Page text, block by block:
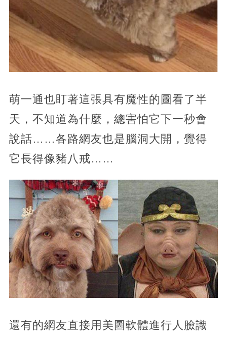
萌一通也盯著這張具有魔性的圖看了半
天，不知道為什麼，總害怕它下一秒會
說話……各路網友也是腦洞大開，覺得
它長得像豬八戒……
還有的網友直接用美圖軟體進行人臉識